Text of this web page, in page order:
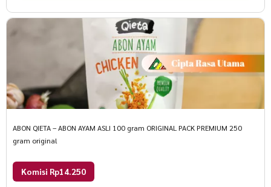
ABON QIETA – ABON AYAM ASLI 100 gram ORIGINAL PACK PREMIUM 250
gram original
Komisi Rp14.250